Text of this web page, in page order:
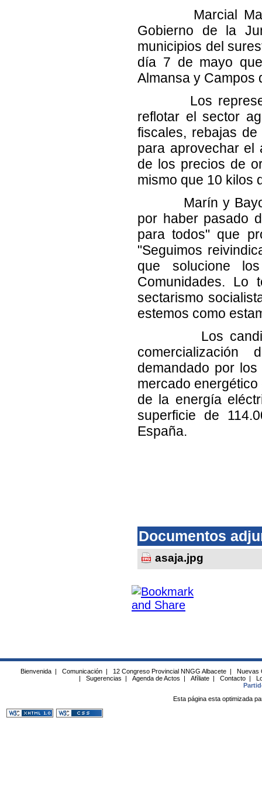
Marcial Marín y
Gobierno de la
municipios del
día 7 de mayo
Almansa y Campos
Los
reflotar el sector
fiscales, rebajas
para aprovechar el
de los precios de
mismo que 10 kilos
Marín y Bayod
por haber pasado
para todos" que
"Seguimos
que solucione
Comunidades. Lo
sectarismo
estemos como
Los candidatos
demandado por
mercado
de la energía
superficie de
España.
Documentos
asaja.jpg
Bienvenida | Comunicación | 12 Congreso Provincial NNGG Albacete |
Nuevas
|
Sugerencias | Agenda de Actos | Afíliate | Contacto |
Esta página esta optimizada